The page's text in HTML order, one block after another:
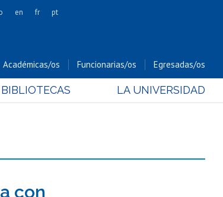
y Conservación
Cs. Sociales
en fr pt
Académicas/os Funcionarias/os Egresadas/os
BIBLIOTECAS LA UNIVERSIDAD
con